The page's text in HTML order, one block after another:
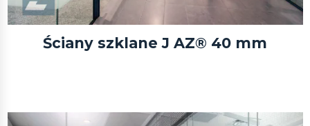
Ściany szklane J AZ® 40 mm